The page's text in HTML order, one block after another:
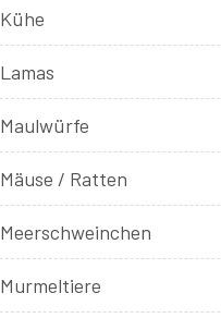
Kühe
Lamas
Maulwürfe
Mäuse / Ratten
Meerschweinchen
Murmeltiere